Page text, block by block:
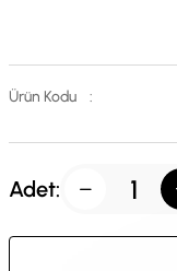
Ürün Kodu :
Adet: